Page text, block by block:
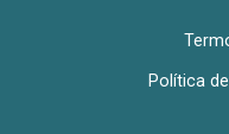
Política